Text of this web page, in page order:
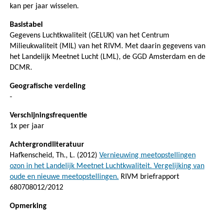
kan per jaar wisselen.
Basistabel
Gegevens Luchtkwaliteit (GELUK) van het Centrum
Milieukwaliteit (MIL) van het RIVM. Met daarin gegevens van
het Landelijk Meetnet Lucht (LML), de GGD Amsterdam en de
DCMR.
Geografische verdeling
-
Verschijningsfrequentie
1x per jaar
Achtergrondliteratuur
Hafkenscheid, Th., L. (2012) Vernieuwing meetopstellingen
ozon in het Landelijk Meetnet Luchtkwaliteit. Vergelijking van
oude en nieuwe meetopstellingen. RIVM briefrapport
680708012/2012
Opmerking